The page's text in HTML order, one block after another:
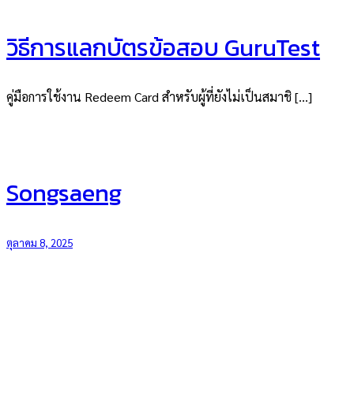
วิธีการแลกบัตรข้อสอบ GuruTest
คู่มือการใช้งาน Redeem Card สำหรับผู้ที่ยังไม่เป็นสมาชิ […]
Songsaeng
ตุลาคม 8, 2025